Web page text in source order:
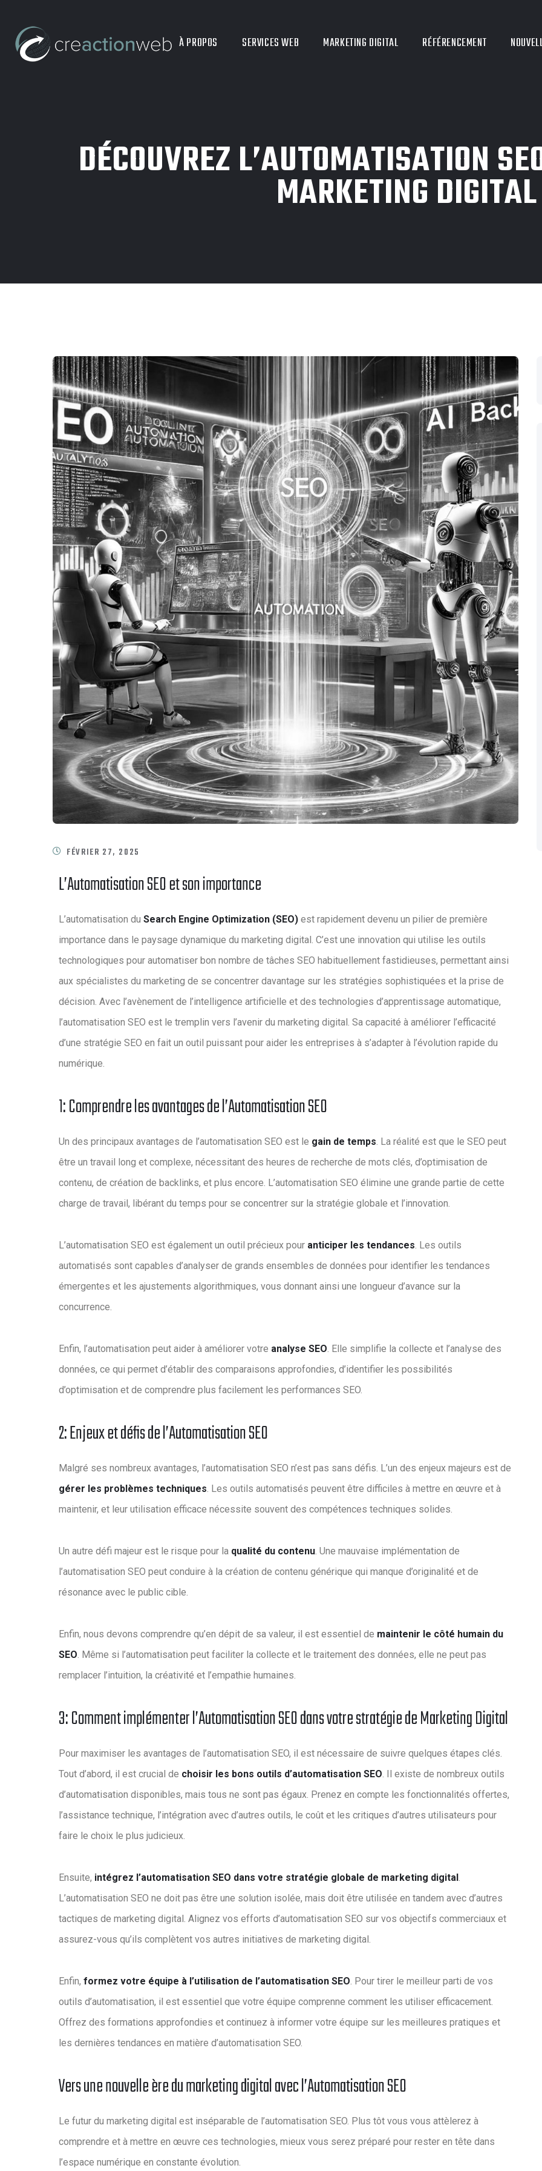
À PROPOS SERVICES WEB MARKETING DIGITAL RÉFÉRENCEMENT
DÉCOUVREZ L’AUTOMATISATION
MARKETING DIGITAL
FÉVRIER 27, 2025
L’Automatisation SEO et son importance
L’automatisation du Search Engine Optimization (SEO) est rapidement devenu un pilier de première
importance dans le paysage dynamique du marketing digital. C’est une innovation qui utilise les outils
technologiques pour automatiser bon nombre de tâches SEO habituellement fastidieuses, permettant ainsi
aux spécialistes du marketing de se concentrer davantage sur les stratégies sophistiquées et la prise de
décision. Avec l’avènement de l’intelligence artificielle et des technologies d’apprentissage automatique,
l’automatisation SEO est le tremplin vers l’avenir du marketing digital. Sa capacité à améliorer l’efficacité
d’une stratégie SEO en fait un outil puissant pour aider les entreprises à s’adapter à l’évolution rapide du
numérique.
1: Comprendre les avantages de l’Automatisation SEO
Un des principaux avantages de l’automatisation SEO est le gain de temps. La réalité est que le SEO peut
être un travail long et complexe, nécessitant des heures de recherche de mots clés, d’optimisation de
contenu, de création de backlinks, et plus encore. L’automatisation SEO élimine une grande partie de cette
charge de travail, libérant du temps pour se concentrer sur la stratégie globale et l’innovation.
L’automatisation SEO est également un outil précieux pour anticiper les tendances. Les outils
automatisés sont capables d’analyser de grands ensembles de données pour identifier les tendances
émergentes et les ajustements algorithmiques, vous donnant ainsi une longueur d’avance sur la
concurrence.
Enfin, l’automatisation peut aider à améliorer votre analyse SEO. Elle simplifie la collecte et l’analyse des
données, ce qui permet d’établir des comparaisons approfondies, d’identifier les possibilités
d’optimisation et de comprendre plus facilement les performances SEO.
2: Enjeux et défis de l’Automatisation SEO
Malgré ses nombreux avantages, l’automatisation SEO n’est pas sans défis. L’un des enjeux majeurs est de
gérer les problèmes techniques. Les outils automatisés peuvent être difficiles à mettre en œuvre et à
maintenir, et leur utilisation efficace nécessite souvent des compétences techniques solides.
Un autre défi majeur est le risque pour la qualité du contenu. Une mauvaise implémentation de
l’automatisation SEO peut conduire à la création de contenu générique qui manque d’originalité et de
résonance avec le public cible.
Enfin, nous devons comprendre qu’en dépit de sa valeur, il est essentiel de maintenir le côté humain du
SEO. Même si l’automatisation peut faciliter la collecte et le traitement des données, elle ne peut pas
remplacer l’intuition, la créativité et l’empathie humaines.
3: Comment implémenter l’Automatisation SEO dans votre stratégie de Marketing Digital
Pour maximiser les avantages de l’automatisation SEO, il est nécessaire de suivre quelques étapes clés.
Tout d’abord, il est crucial de choisir les bons outils d’automatisation SEO. Il existe de nombreux outils
d’automatisation disponibles, mais tous ne sont pas égaux. Prenez en compte les fonctionnalités offertes,
l’assistance technique, l’intégration avec d’autres outils, le coût et les critiques d’autres utilisateurs pour
faire le choix le plus judicieux.
Ensuite, intégrez l’automatisation SEO dans votre stratégie globale de marketing digital .
L’automatisation SEO ne doit pas être une solution isolée, mais doit être utilisée en tandem avec d’autres
tactiques de marketing digital. Alignez vos efforts d’automatisation SEO sur vos objectifs commerciaux et
assurez-vous qu’ils complètent vos autres initiatives de marketing digital.
Enfin, formez votre équipe à l’utilisation de l’automatisation SEO. Pour tirer le meilleur parti de vos
outils d’automatisation, il est essentiel que votre équipe comprenne comment les utiliser efficacement.
Offrez des formations approfondies et continuez à informer votre équipe sur les meilleures pratiques et
les dernières tendances en matière d’automatisation SEO.
Vers une nouvelle ère du marketing digital avec l’Automatisation SEO
Le futur du marketing digital est inséparable de l’automatisation SEO. Plus tôt vous vous attèlerez à
comprendre et à mettre en œuvre ces technologies, mieux vous serez préparé pour rester en tête dans
l’espace numérique en constante évolution.